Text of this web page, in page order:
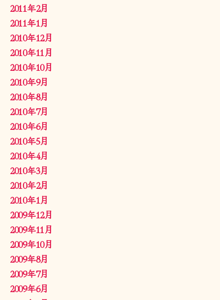
2011年2月
2011年1月
2010年12月
2010年11月
2010年10月
2010年9月
2010年8月
2010年7月
2010年6月
2010年5月
2010年4月
2010年3月
2010年2月
2010年1月
2009年12月
2009年11月
2009年10月
2009年8月
2009年7月
2009年6月